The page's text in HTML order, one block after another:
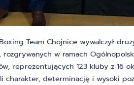
Team Chojnice wywalczył
w ramach
reprezentujących 123 kluby z 16
charakter, determinację i wysoki